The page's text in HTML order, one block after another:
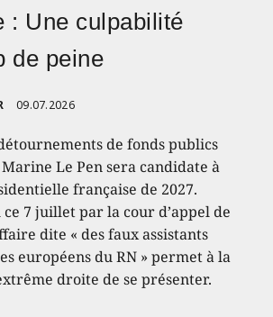
: Une culpabilité
de peine
09.07.2026
de fonds publics
Le Pen sera candidate à
française de 2027.
7 juillet par la cour d’appel de
dite « des faux assistants
européens du RN » permet à la
droite de se présenter.